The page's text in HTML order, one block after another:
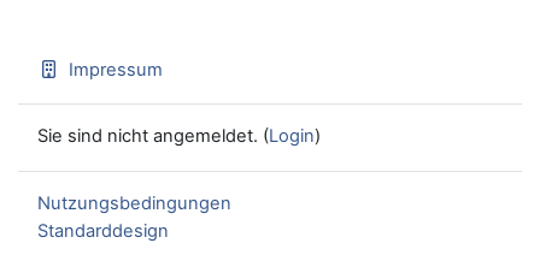
Impressum
Sie sind nicht angemeldet. (Login)
Nutzungsbedingungen
Standarddesign